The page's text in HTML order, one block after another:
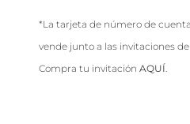
*La tarjeta de número de
vende junto a las invitaciones
Compra tu invitación AQUÍ.